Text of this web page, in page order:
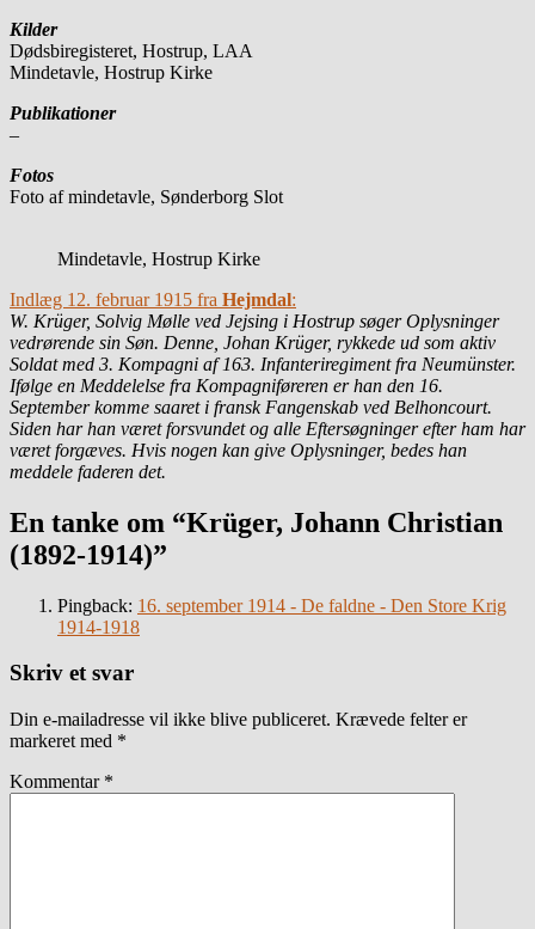
Kilder
Dødsbiregisteret, Hostrup, LAA
Mindetavle, Hostrup Kirke
Publikationer
–
Fotos
Foto af mindetavle, Sønderborg Slot
Mindetavle, Hostrup Kirke
Indlæg 12. februar 1915 fra Hejmdal:
W. Krüger, Solvig Mølle ved Jejsing i Hostrup søger Oplysninger
vedrørende sin Søn. Denne, Johan Krüger, rykkede ud som aktiv
Soldat med 3. Kompagni af 163. Infanteriregiment fra Neumünster.
Ifølge en Meddelelse fra Kompagniføreren er han den 16.
September komme saaret i fransk Fangenskab ved Belhoncourt.
Siden har han været forsvundet og alle Eftersøgninger efter ham har
været forgæves. Hvis nogen kan give Oplysninger, bedes han
meddele faderen det.
En tanke om “Krüger, Johann Christian
(1892-1914)”
Pingback: 16. september 1914 - De faldne - Den Store Krig
1914-1918
Skriv et svar
Din e-mailadresse vil ikke blive publiceret. Krævede felter er
markeret med *
Kommentar *